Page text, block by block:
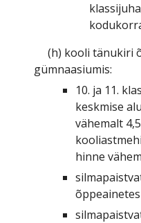
(h) kooli tänukiri
gümnaasiumis:
10. ja 11.
keskmise
vähemalt
hinne